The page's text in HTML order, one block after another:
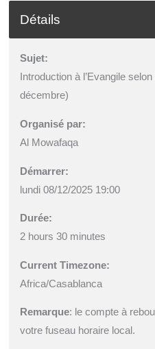
Détails
Sujet:
Introduction à l’Evangile
décembre)
Organisé par:
Al Mowafaqa
Démarrer:
lundi 08/12/2025 19:00
Durée:
2 hours 30 minutes
Current Timezone:
Africa/Casablanca
Remarque: le compte à
votre fuseau horaire local.